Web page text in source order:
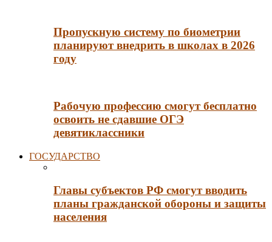
Пропускную систему по биометрии
планируют внедрить в школах в 2026
году
Рабочую профессию смогут бесплатно
освоить не сдавшие ОГЭ
девятиклассники
ГОСУДАРСТВО
Главы субъектов РФ смогут вводить
планы гражданской обороны и защиты
населения